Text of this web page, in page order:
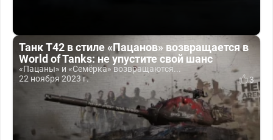
Танк T42 в стиле «Пацанов» возвращается в
World of Tanks: не упустите свой шанс
«Пацаны» и «Семёрка» возвращаются...
22 ноября 2023 г.
3